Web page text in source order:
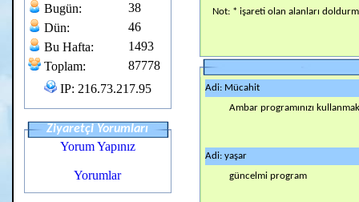
Bugün:
38
Dün:
46
Bu Hafta:
1493
Toplam:
87778
IP: 216.73.217.95
Ziyaretçi Yorumları
Yorum Yapınız
Yorumlar
Not: * işareti olan alanları
Adi: Mücahit
Ambar programınızı
Adi: yaşar
güncelmi program